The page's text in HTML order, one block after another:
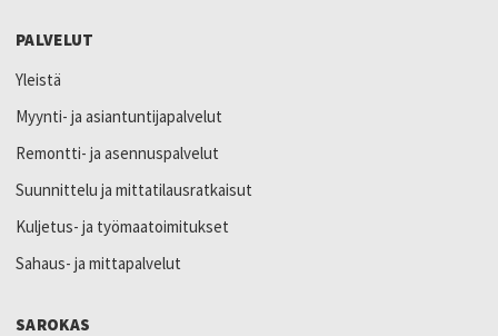
PALVELUT
Yleistä
Myynti- ja asiantuntijapalvelut
Remontti- ja asennuspalvelut
Suunnittelu ja mittatilausratkaisut
Kuljetus- ja työmaatoimitukset
Sahaus- ja mittapalvelut
SAROKAS